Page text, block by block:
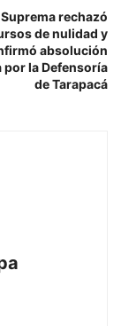
rechazó
de nulidad y
absolución
por la Defensoría
de Tarapacá